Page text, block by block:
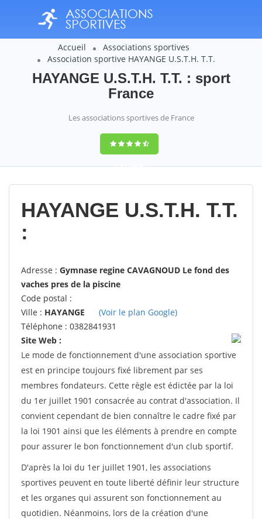
Accueil
Associations sportives
Association sportive HAYANGE U.S.T.H. T.T.
HAYANGE U.S.T.H. T.T. : sport
France
Les associations sportives de France
9,4(100%)
14358votes
HAYANGE U.S.T.H. T.T.
:
Adresse : Gymnase regine CAVAGNOUD Le fond des
vaches pres de la piscine
Code postal :
Ville : HAYANGE
(Voir le plan Google)
Téléphone : 0382841931
Site Web :
Le mode de fonctionnement d'une association sportive
est en principe toujours fixé librement par ses
membres fondateurs. Cette règle est édictée par la loi
du 1er juillet 1901 consacrée au contrat d'association. Il
convient cependant de bien connaître le cadre fixé par
la loi 1901 ainsi que les éléments à prendre en compte
pour assurer le bon fonctionnement d'un club sportif.
D'après la loi du 1er juillet 1901, les associations
sportives peuvent en toute liberté définir leur structure
et les organes qui assurent son fonctionnement au
quotidien. Néanmoins, lors de la création d'une